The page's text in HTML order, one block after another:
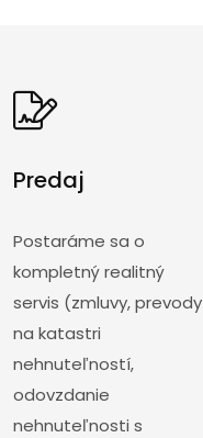
Predaj
Postaráme sa o
kompletný realitný
servis (zmluvy, prevody
na katastri
nehnuteľností,
odovzdanie
nehnuteľnosti s